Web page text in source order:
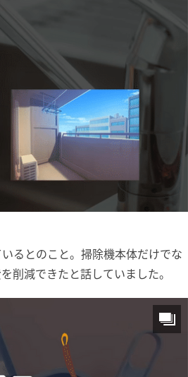
るとのこと。掃除機本体だけでな
削減できたと話していました。